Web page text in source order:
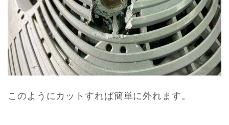
このようにカットすれば簡単に外れます。